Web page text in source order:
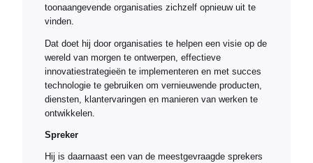
toonaangevende organisaties zichzelf opnieuw uit te
vinden.
Dat doet hij door organisaties te helpen een visie op de
wereld van morgen te ontwerpen, effectieve
innovatiestrategieën te implementeren en met succes
technologie te gebruiken om vernieuwende producten,
diensten, klantervaringen en manieren van werken te
ontwikkelen.
Spreker
Hij is daarnaast een van de meestgevraagde sprekers